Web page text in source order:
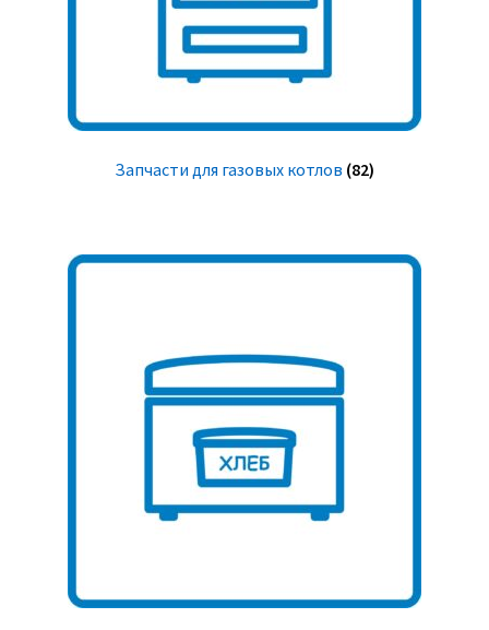
Запчасти для газовых котлов (82)